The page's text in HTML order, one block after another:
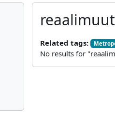
Related tags:
No results for